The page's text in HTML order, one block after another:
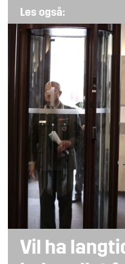
Les også:
Vil ha